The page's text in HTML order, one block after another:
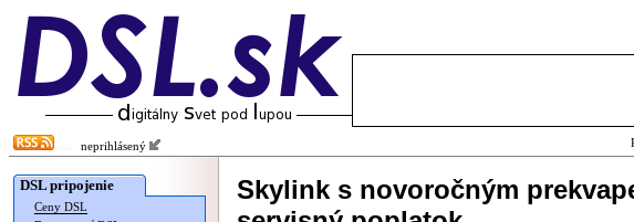
neprihlásený
DSL pripojenie
Ceny DSL
Skylink s novoročným